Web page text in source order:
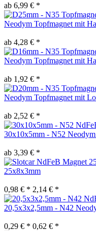
ab 6,99 € *
Neodym Topfmagnet mit
ab 4,28 € *
Neodym Topfmagnet mit
ab 1,92 € *
Neodym Topfmagnet mit
ab 2,52 € *
30x10x5mm - N52
ab 3,39 € *
25x8x3mm
0,98 € * 2,14 € *
20,5x3x2,5mm - N42
0,29 € * 0,62 € *